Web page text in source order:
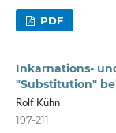
PDF
Inkarnations-
"Substitution"
Rolf Kühn
197-211